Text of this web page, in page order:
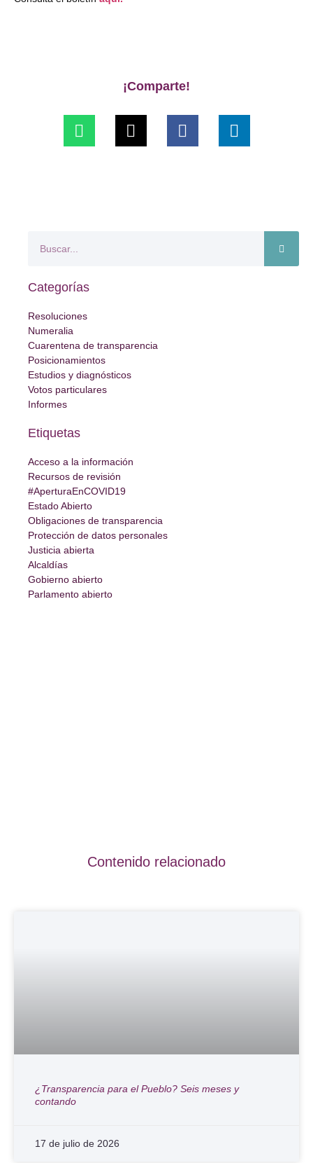
¡Comparte!
Categorías
Resoluciones
Numeralia
Cuarentena de transparencia
Posicionamientos
Estudios y diagnósticos
Votos particulares
Informes
Etiquetas
Acceso a la información
Recursos de revisión
#AperturaEnCOVID19
Estado Abierto
Obligaciones de transparencia
Protección de datos personales
Justicia abierta
Alcaldías
Gobierno abierto
Parlamento abierto
Contenido relacionado
¿Transparencia para el Pueblo? Seis meses y
contando
17 de julio de 2026